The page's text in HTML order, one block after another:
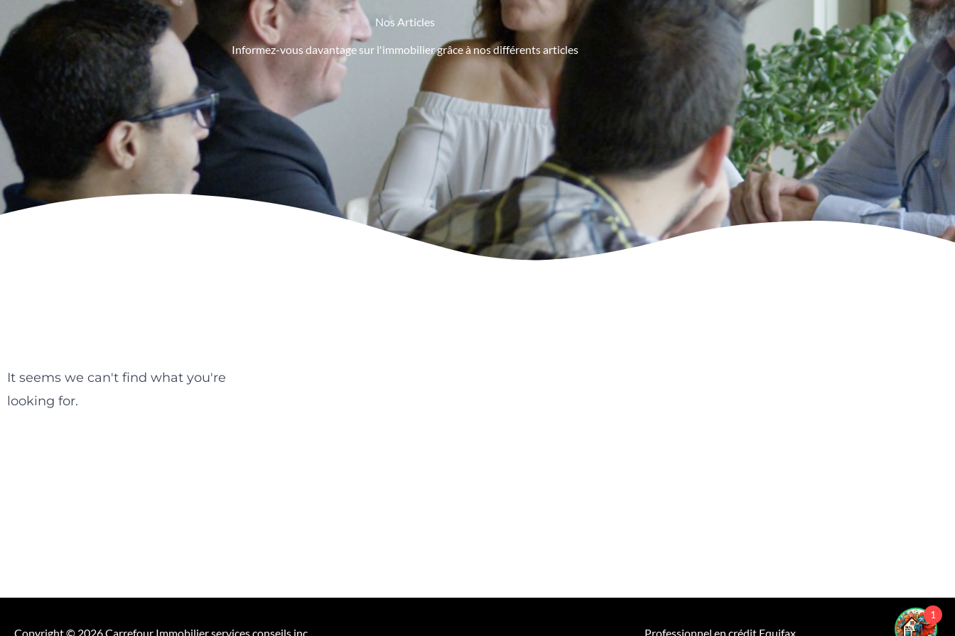
Nos Articles
Informez-vous davantage sur l'immobilier grâce à nos différents articles
It seems we can't find what you're
looking for.
Copyright © 2026 Carrefour Immobilier services conseils inc. Professionnel en crédit Equifax
1